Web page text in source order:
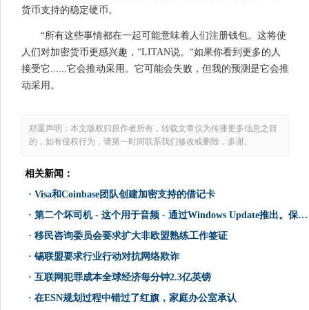
货币支持的稳定硬币。
“所有这些事情都在一起可能意味着人们注册钱包。这将使
人们对加密货币更感兴趣，“LITAN说。“如果你看到更多的人
接受它......它会推动采用。它可能会失败，但我的预测是它会推
动采用。
郑重声明：本文版权归原作者所有，转载文章仅为传播更多信息之目
的，如有侵权行为，请第一时间联系我们修改或删除，多谢。
相关新闻：
· Visa和Coinbase团队创建加密支持的借记卡
· 第二个坏司机 - 这个用于音频 - 通过Windows Update推出。保护你自己！
· 移民咨询委员会要求扩大非欧盟熟练工作签证
· 锡联盟要求行业行动对抗网络欺诈
· 互联网犯罪成本全球经济每分钟2.3亿英镑
· 在ESN规划过程中错过了红旗，家庭办公室承认